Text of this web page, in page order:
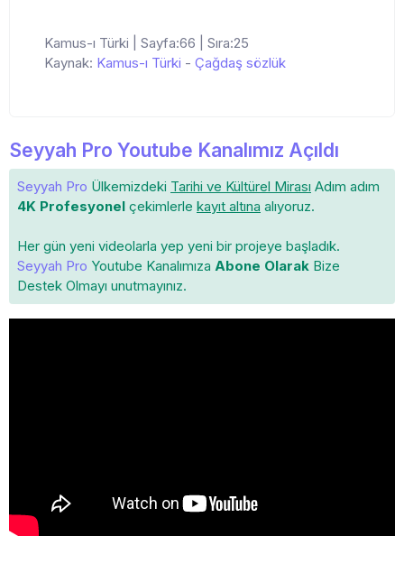
Kamus-ı Türki | Sayfa:66 | Sıra:25
Kaynak: Kamus-ı Türki - Çağdaş sözlük
Seyyah Pro Youtube Kanalımız Açıldı
Seyyah Pro Ülkemizdeki Tarihi ve Kültürel Mirası Adım adım
4K Profesyonel çekimlerle kayıt altına alıyoruz.
Her gün yeni videolarla yep yeni bir projeye başladık.
Seyyah Pro Youtube Kanalımıza Abone Olarak Bize
Destek Olmayı unutmayınız.